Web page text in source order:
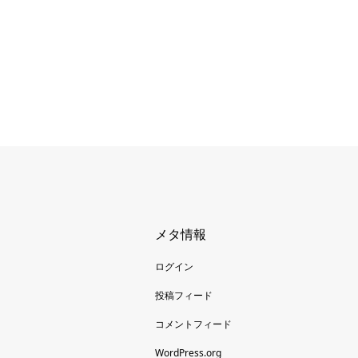
メタ情報
ログイン
投稿フィード
コメントフィード
WordPress.org